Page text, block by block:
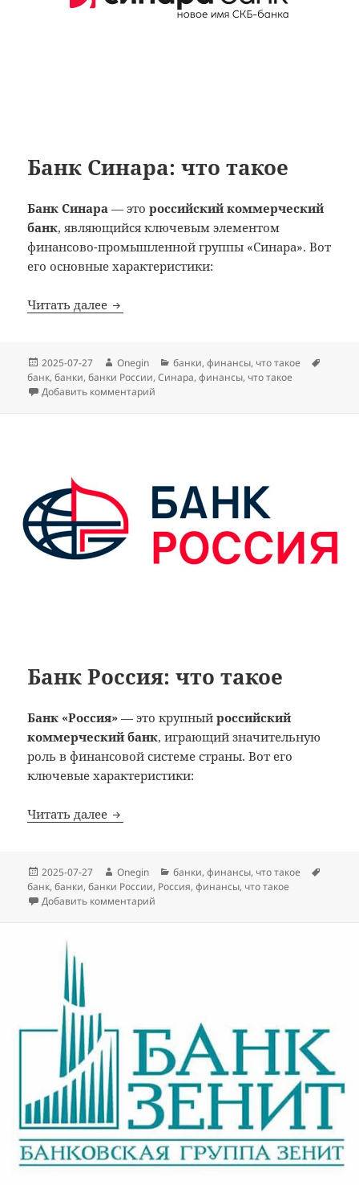
Банк Синара: что такое
Банк Синара — этороссийский коммерческий
банк, являющийся ключевым элементом
финансово-промышленной группы «Синара». Вот
его основные характеристики:
Читать далее Банк Синара: что такое
Опубликовано
2025-07-27 Автор
Onegin Рубрики
банки,финансы, что такое
банк,банки,банки России,Синара,финансы, что такое
Добавить комментарий
Банк Россия: что такое
Банк «Россия» — это крупныйроссийский
коммерческий банк, играющий значительную
роль в финансовой системе страны. Вот его
ключевые характеристики:
Читать далее Банк Россия: что такое
Опубликовано
2025-07-27 Автор
Onegin Рубрики
банки,финансы, что такое
банк,банки,банки России, Россия,финансы, что такое
Добавить комментарий